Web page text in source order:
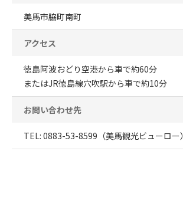
美馬市脇町南町
アクセス
徳島阿波おどり空港から車で約60分
またはJR徳島線穴吹駅から車で約10分
お問い合わせ先
TEL: 0883-53-8599（美馬観光ビューロー）